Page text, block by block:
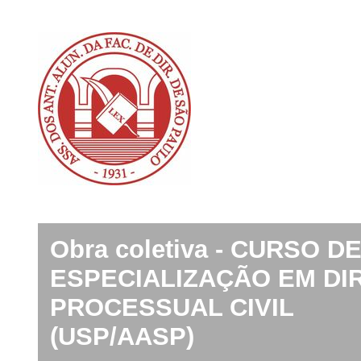
Obra coletiva - CURSO DE
ESPECIALIZAÇÃO EM
PROCESSUAL CIVIL
(USP/AASP)